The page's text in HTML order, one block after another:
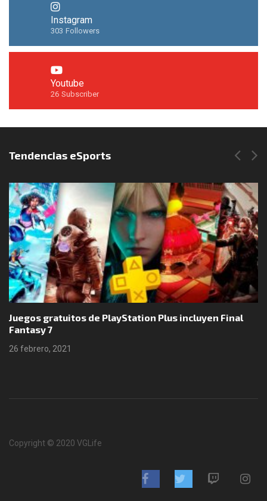
Instagram
303 Followers
Youtube
26 Subscriber
Síguenos en Instagram
Tendencias eSports
Juegos gratuitos de PlayStation Plus incluyen Final
Fantasy 7
26 febrero, 2021
Copyright © 2020 VGLife